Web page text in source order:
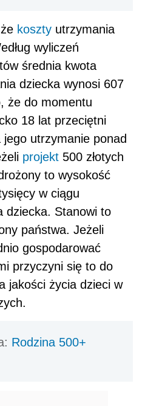
koszty utrzymania
wyliczeń
średnia kwota
dziecka wynosi 607
że do momentu
18 lat przeciętni
utrzymanie ponad
projekt 500 złotych
to wysokość
w ciągu
dziecka. Stanowi to
państwa. Jeżeli
gospodarować
przyczyni się to do
jakości życia dzieci w
Rodzina 500+